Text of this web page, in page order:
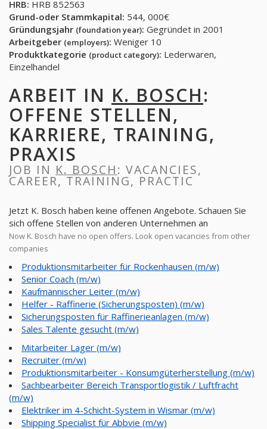
HRB: HRB 852563
Grund-oder Stammkapital: 544, 000€
Gründungsjahr (foundation year): Gegründet in 2001
Arbeitgeber (employers): Weniger 10
Produktkategorie (product category): Lederwaren,
Einzelhandel
ARBEIT IN K. BOSCH:
OFFENE STELLEN,
KARRIERE, TRAINING,
PRAXIS
JOB IN K. BOSCH: VACANCIES,
CAREER, TRAINING, PRACTIC
Jetzt K. Bosch haben keine offenen Angebote. Schauen Sie
sich offene Stellen von anderen Unternehmen an
Now K. Bosch have no open offers. Look open vacancies from other
companies
Produktionsmitarbeiter für Rockenhausen (m/w)
Senior Coach (m/w)
Kaufmännischer Leiter (m/w)
Helfer - Raffinerie (Sicherungsposten) (m/w)
Sicherungsposten für Raffinerieanlagen (m/w)
Sales Talente gesucht (m/w)
Mitarbeiter Lager (m/w)
Recruiter (m/w)
Produktionsmitarbeiter - Konsumgüterherstellung (m/w)
Sachbearbeiter Bereich Transportlogistik / Luftfracht
(m/w)
Elektriker im 4-Schicht-System in Wismar (m/w)
Shipping Specialist für Abbvie (m/w)